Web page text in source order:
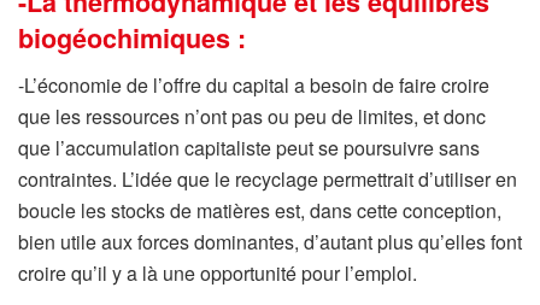
biogéochimiques :
-L’économie de l’offre du capital a besoin de faire croire
que les ressources n’ont pas ou peu de limites, et donc
que l’accumulation capitaliste peut se poursuivre sans
contraintes. L’idée que le recyclage permettrait d’utiliser en
boucle les stocks de matières est, dans cette conception,
bien utile aux forces dominantes, d’autant plus qu’elles font
croire qu’il y a là une opportunité pour l’emploi.